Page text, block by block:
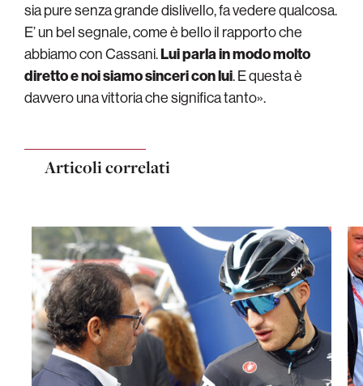
sia pure senza grande dislivello, fa vedere qualcosa.
E’ un bel segnale, come è bello il rapporto che
abbiamo con Cassani.Lui parla in modo molto
diretto e noi siamo sinceri con lui. E questa è
davvero una vittoria che significa tanto».
Articoli correlati